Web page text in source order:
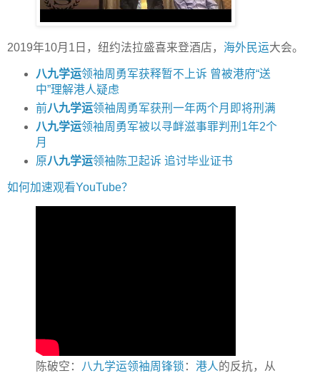
2019年10月1日，纽约法拉盛喜来登酒店， 海外民运大会。
八九学运领袖周勇军获释暂不上诉 曾被港府“送
中”理解港人疑虑
前八九学运领袖周勇军获刑一年两个月即将刑满
八九学运领袖周勇军被以寻衅滋事罪判刑1年2个
月
原八九学运领袖陈卫起诉 追讨毕业证书
如何加速观看YouTube？
陈破空： 八九学运领袖周锋锁 ： 港人的反抗，从